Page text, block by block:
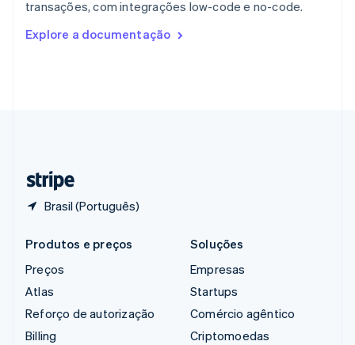
transações, com integrações low-code e no-code.
Explore a documentação
Brasil (Português)
English
English
Produtos e preços
Preços
Atlas
Reforço de autorização
Billing
Soluções
Empresas
Startups
Comércio agêntico
Criptomoedas